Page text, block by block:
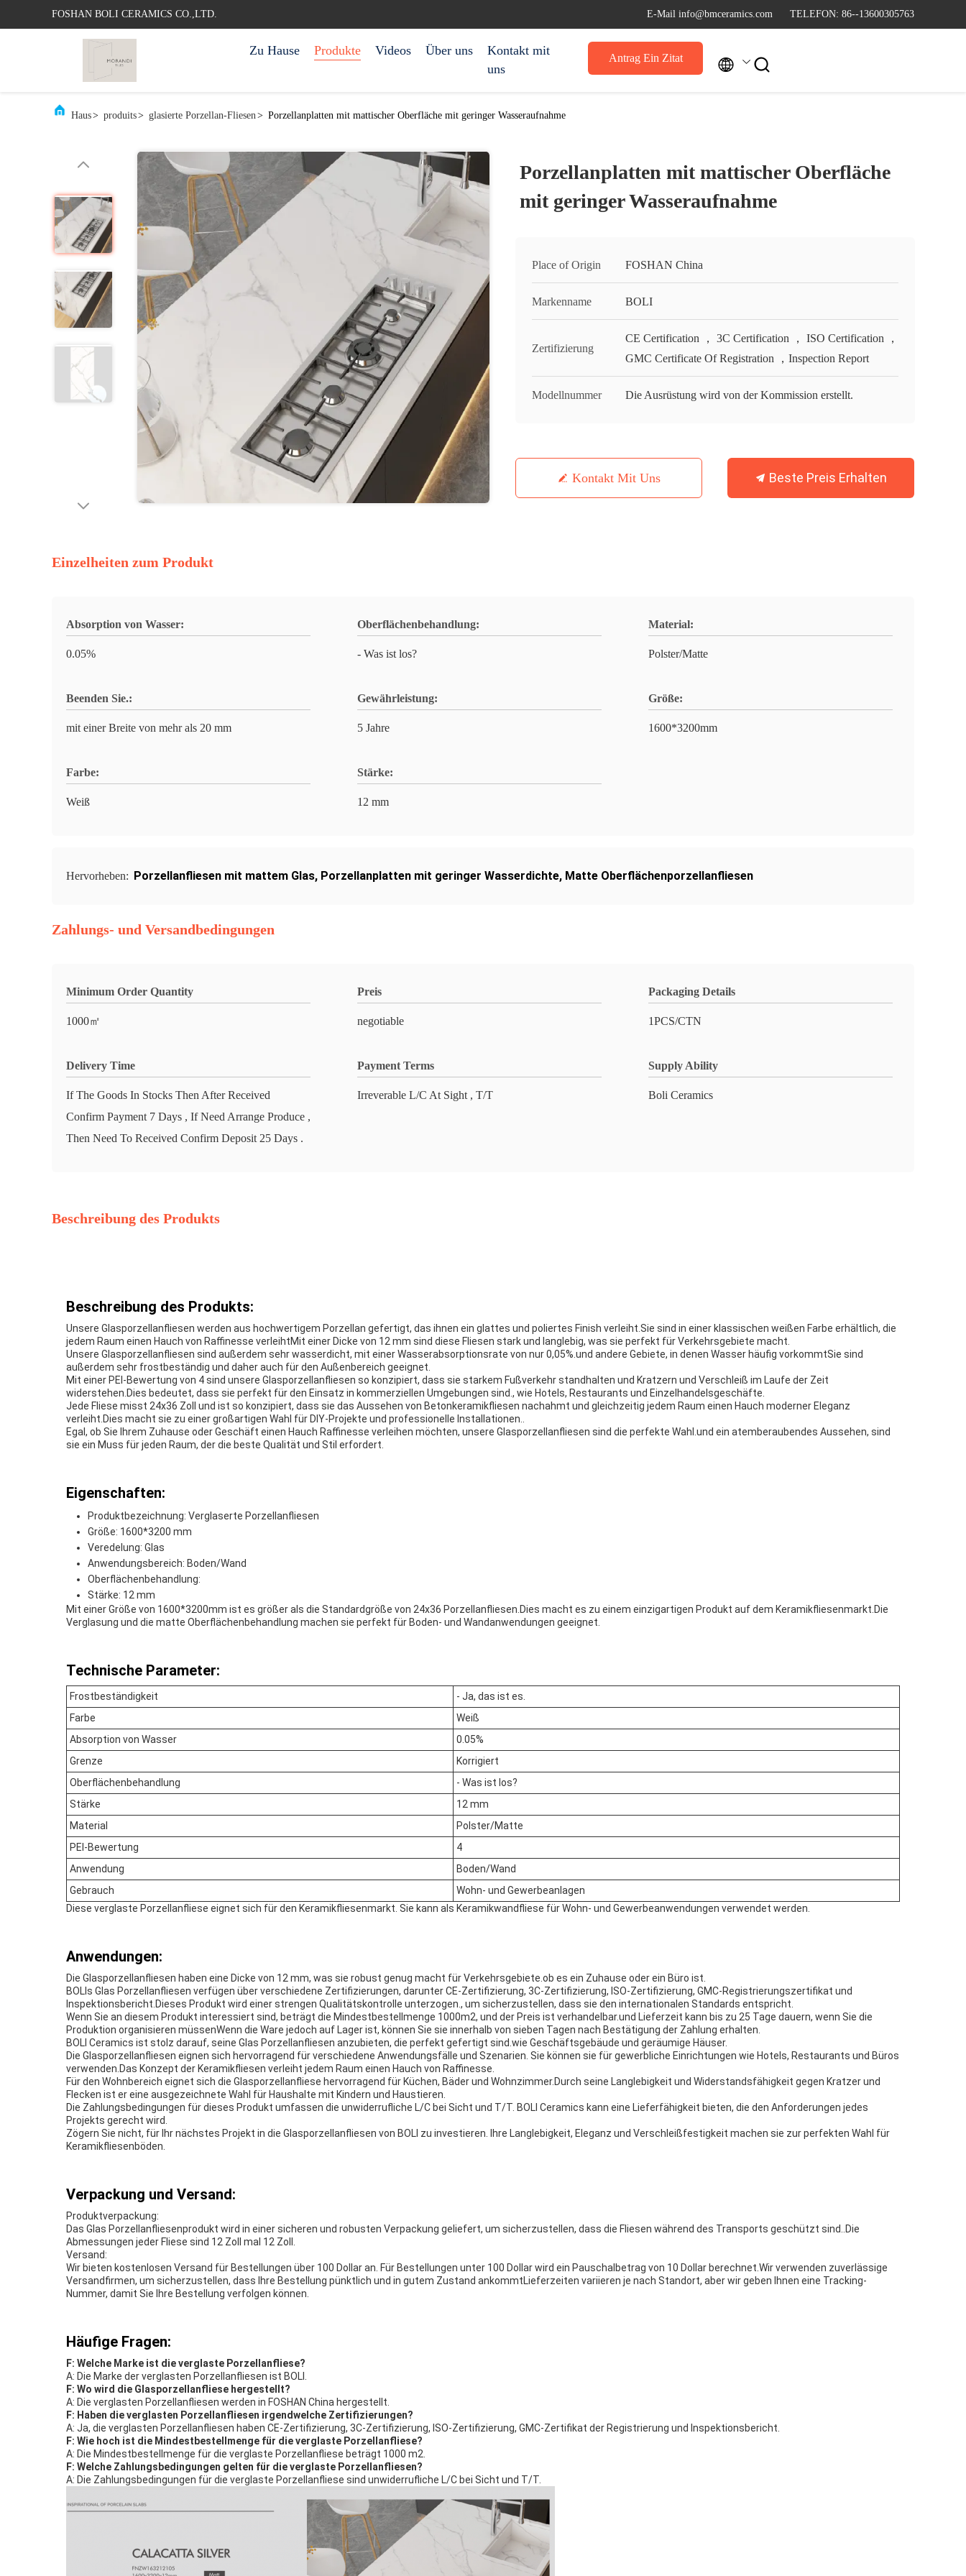
FOSHAN BOLI CERAMICS CO.,LTD. E-Mail info@bmceramics.com TELEFON: 86--13600305763
Zu Hause Produkte Videos Über uns
Kontakt mit
uns
Antrag Ein Zitat  
Haus> produits> glasierte Porzellan-Fliesen> Porzellanplatten mit mattischer Oberfläche mit geringer Wasseraufnahme
Porzellanplatten mit mattischer Oberfläche
mit geringer Wasseraufnahme
Place of Origin FOSHAN China
Markenname BOLI
Zertifizierung
CE Certification ， 3C Certification ， ISO Certification ，
GMC Certificate Of Registration ，Inspection Report
Modellnummer Die Ausrüstung wird von der Kommission erstellt.
Kontakt Mit Uns Beste Preis Erhalten
Einzelheiten zum Produkt
Absorption von Wasser:
0.05%
Oberflächenbehandlung:
- Was ist los?
Material:
Polster/Matte
Beenden Sie.:
mit einer Breite von mehr als 20 mm
Gewährleistung:
5 Jahre
Größe:
1600*3200mm
Farbe:
Weiß
Stärke:
12 mm
Hervorheben: Porzellanfliesen mit mattem Glas, Porzellanplatten mit geringer Wasserdichte, Matte Oberflächenporzellanfliesen
Zahlungs- und Versandbedingungen
Minimum Order Quantity
1000㎡
Preis
negotiable
Packaging Details
1PCS/CTN
Delivery Time
If The Goods In Stocks Then After Received
Confirm Payment 7 Days , If Need Arrange Produce ,
Then Need To Received Confirm Deposit 25 Days .
Payment Terms
Irreverable L/C At Sight , T/T
Supply Ability
Boli Ceramics
Beschreibung des Produkts
Beschreibung des Produkts:
Unsere Glasporzellanfliesen werden aus hochwertigem Porzellan gefertigt, das ihnen ein glattes und poliertes Finish verleiht.Sie sind in einer klassischen weißen Farbe erhältlich, die
jedem Raum einen Hauch von Raffinesse verleihtMit einer Dicke von 12 mm sind diese Fliesen stark und langlebig, was sie perfekt für Verkehrsgebiete macht.
Unsere Glasporzellanfliesen sind außerdem sehr wasserdicht, mit einer Wasserabsorptionsrate von nur 0,05%.und andere Gebiete, in denen Wasser häufig vorkommtSie sind
außerdem sehr frostbeständig und daher auch für den Außenbereich geeignet.
Mit einer PEI-Bewertung von 4 sind unsere Glasporzellanfliesen so konzipiert, dass sie starkem Fußverkehr standhalten und Kratzern und Verschleiß im Laufe der Zeit
widerstehen.Dies bedeutet, dass sie perfekt für den Einsatz in kommerziellen Umgebungen sind., wie Hotels, Restaurants und Einzelhandelsgeschäfte.
Jede Fliese misst 24x36 Zoll und ist so konzipiert, dass sie das Aussehen von Betonkeramikfliesen nachahmt und gleichzeitig jedem Raum einen Hauch moderner Eleganz
verleiht.Dies macht sie zu einer großartigen Wahl für DIY-Projekte und professionelle Installationen..
Egal, ob Sie Ihrem Zuhause oder Geschäft einen Hauch Raffinesse verleihen möchten, unsere Glasporzellanfliesen sind die perfekte Wahl.und ein atemberaubendes Aussehen, sind
sie ein Muss für jeden Raum, der die beste Qualität und Stil erfordert.
Eigenschaften:
Produktbezeichnung: Verglaserte Porzellanfliesen
Größe: 1600*3200 mm
Veredelung: Glas
Anwendungsbereich: Boden/Wand
Oberflächenbehandlung:
Stärke: 12 mm
Mit einer Größe von 1600*3200mm ist es größer als die Standardgröße von 24x36 Porzellanfliesen.Dies macht es zu einem einzigartigen Produkt auf dem Keramikfliesenmarkt.Die
Verglasung und die matte Oberflächenbehandlung machen sie perfekt für Boden- und Wandanwendungen geeignet.
Technische Parameter:
Frostbeständigkeit
- Ja, das ist es.
Farbe
Weiß
Absorption von Wasser
0.05%
Grenze
Korrigiert
Oberflächenbehandlung
- Was ist los?
Stärke
12 mm
Material
Polster/Matte
PEI-Bewertung
4
Anwendung
Boden/Wand
Gebrauch
Wohn- und Gewerbeanlagen
Diese verglaste Porzellanfliese eignet sich für den Keramikfliesenmarkt. Sie kann als Keramikwandfliese für Wohn- und Gewerbeanwendungen verwendet werden.
Anwendungen:
Die Glasporzellanfliesen haben eine Dicke von 12 mm, was sie robust genug macht für Verkehrsgebiete.ob es ein Zuhause oder ein Büro ist.
BOLIs Glas Porzellanfliesen verfügen über verschiedene Zertifizierungen, darunter CE-Zertifizierung, 3C-Zertifizierung, ISO-Zertifizierung, GMC-Registrierungszertifikat und
Inspektionsbericht.Dieses Produkt wird einer strengen Qualitätskontrolle unterzogen., um sicherzustellen, dass sie den internationalen Standards entspricht.
Wenn Sie an diesem Produkt interessiert sind, beträgt die Mindestbestellmenge 1000m2, und der Preis ist verhandelbar.und Lieferzeit kann bis zu 25 Tage dauern, wenn Sie die
Produktion organisieren müssenWenn die Ware jedoch auf Lager ist, können Sie sie innerhalb von sieben Tagen nach Bestätigung der Zahlung erhalten.
BOLI Ceramics ist stolz darauf, seine Glas Porzellanfliesen anzubieten, die perfekt gefertigt sind.wie Geschäftsgebäude und geräumige Häuser.
Die Glasporzellanfliesen eignen sich hervorragend für verschiedene Anwendungsfälle und Szenarien. Sie können sie für gewerbliche Einrichtungen wie Hotels, Restaurants und Büros
verwenden.Das Konzept der Keramikfliesen verleiht jedem Raum einen Hauch von Raffinesse.
Für den Wohnbereich eignet sich die Glasporzellanfliese hervorragend für Küchen, Bäder und Wohnzimmer.Durch seine Langlebigkeit und Widerstandsfähigkeit gegen Kratzer und
Flecken ist er eine ausgezeichnete Wahl für Haushalte mit Kindern und Haustieren.
Die Zahlungsbedingungen für dieses Produkt umfassen die unwiderrufliche L/C bei Sicht und T/T. BOLI Ceramics kann eine Lieferfähigkeit bieten, die den Anforderungen jedes
Projekts gerecht wird.
Zögern Sie nicht, für Ihr nächstes Projekt in die Glasporzellanfliesen von BOLI zu investieren. Ihre Langlebigkeit, Eleganz und Verschleißfestigkeit machen sie zur perfekten Wahl für
Keramikfliesenböden.
Verpackung und Versand:
Produktverpackung:
Das Glas Porzellanfliesenprodukt wird in einer sicheren und robusten Verpackung geliefert, um sicherzustellen, dass die Fliesen während des Transports geschützt sind..Die
Abmessungen jeder Fliese sind 12 Zoll mal 12 Zoll.
Versand:
Wir bieten kostenlosen Versand für Bestellungen über 100 Dollar an. Für Bestellungen unter 100 Dollar wird ein Pauschalbetrag von 10 Dollar berechnet.Wir verwenden zuverlässige
Versandfirmen, um sicherzustellen, dass Ihre Bestellung pünktlich und in gutem Zustand ankommtLieferzeiten variieren je nach Standort, aber wir geben Ihnen eine Tracking-
Nummer, damit Sie Ihre Bestellung verfolgen können.
Häufige Fragen:
F: Welche Marke ist die verglaste Porzellanfliese?
A: Die Marke der verglasten Porzellanfliesen ist BOLI.
F: Wo wird die Glasporzellanfliese hergestellt?
A: Die verglasten Porzellanfliesen werden in FOSHAN China hergestellt.
F: Haben die verglasten Porzellanfliesen irgendwelche Zertifizierungen?
A: Ja, die verglasten Porzellanfliesen haben CE-Zertifizierung, 3C-Zertifizierung, ISO-Zertifizierung, GMC-Zertifikat der Registrierung und Inspektionsbericht.
F: Wie hoch ist die Mindestbestellmenge für die verglaste Porzellanfliese?
A: Die Mindestbestellmenge für die verglaste Porzellanfliese beträgt 1000 m2.
F: Welche Zahlungsbedingungen gelten für die verglaste Porzellanfliesen?
A: Die Zahlungsbedingungen für die verglaste Porzellanfliese sind unwiderrufliche L/C bei Sicht und T/T.